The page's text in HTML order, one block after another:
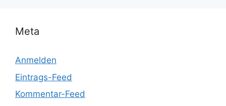
Meta
Anmelden
Eintrags-Feed
Kommentar-Feed